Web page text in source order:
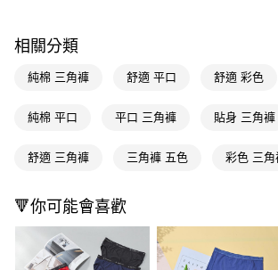
Google Pay
AFTEE先享後付
【關於「AFTEE先享後付」】
便利好安心！
１．簡單：不需註冊會員、不需綁卡、不需儲值。
３．安心：先確認商品／服務後，再付款。
【「AFTEE先享後付」結帳流程】
１．於結帳方式選擇「AFTEE先享後付」後，將跳轉
結帳頁面，進行簡訊認證並確認金額後，即可完成結帳
全家取貨付款
每筆NT$65，滿NT$390(含以上)免運費
付款後全家取貨
相關分類
純棉 三角褲 舒適 平口 舒適 彩色
純棉 平口 平口 三角褲 貼身 三角褲
舒適 三角褲 三角褲 五色 彩色 三角
🔻你可能會喜歡